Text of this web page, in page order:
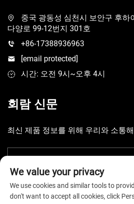
중국 광동성 심천시 보안구 후하
다양로 99-12번지 301호
+86-17388936963
[email protected]
시간: 오전 9시~오후 4시
회람 신문
최신 제품 정보를 위해 우리와 소통
We value your privacy
We use cookies and similar tools to
don't want to accept all cookies, click